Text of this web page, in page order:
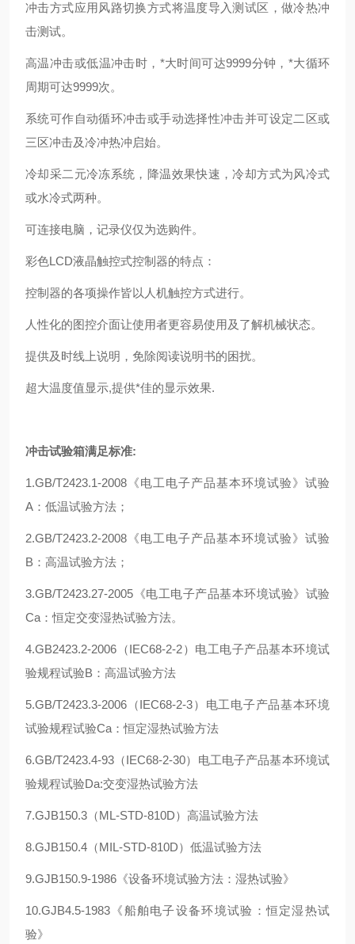
冲击方式应用风路切换方式将温度导入测试区，做冷热冲
击测试。
高温冲击或低温冲击时，*大时间可达9999分钟，*大循环
周期可达9999次。
系统可作自动循环冲击或手动选择性冲击并可设定二区或
三区冲击及冷冲热冲启始。
冷却采二元冷冻系统，降温效果快速，冷却方式为风冷式
或水冷式两种。
可连接电脑，记录仪仅为选购件。
彩色LCD液晶触控式控制器的特点：
控制器的各项操作皆以人机触控方式进行。
人性化的图控介面让使用者更容易使用及了解机械状态。
提供及时线上说明，免除阅读说明书的困扰。
超大温度值显示,提供*佳的显示效果.
冲击试验箱满足标准:
1.GB/T2423.1-2008《电工电子产品基本环境试验》试验
A：低温试验方法；
2.GB/T2423.2-2008《电工电子产品基本环境试验》试验
B：高温试验方法；
3.GB/T2423.27-2005《电工电子产品基本环境试验》试验
Ca：恒定交变湿热试验方法。
4.GB2423.2-2006（IEC68-2-2）电工电子产品基本环境试
验规程试验B：高温试验方法
5.GB/T2423.3-2006（IEC68-2-3）电工电子产品基本环境
试验规程试验Ca：恒定湿热试验方法
6.GB/T2423.4-93（IEC68-2-30）电工电子产品基本环境试
验规程试验Da:交变湿热试验方法
7.GJB150.3（ML-STD-810D）高温试验方法
8.GJB150.4（MIL-STD-810D）低温试验方法
9.GJB150.9-1986《设备环境试验方法：湿热试验》
10.GJB4.5-1983《船舶电子设备环境试验：恒定湿热试
验》